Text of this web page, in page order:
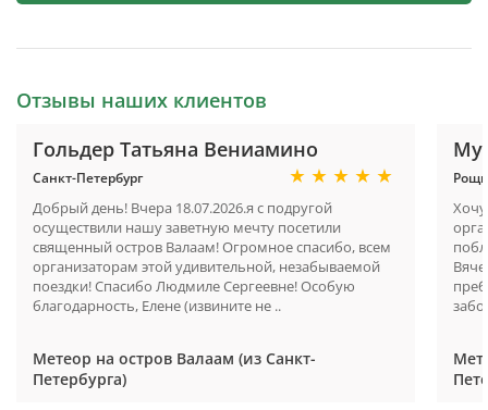
Отзывы наших клиентов
Гольдер Татьяна Вениамино
Санкт-Петербург
Добрый день! Вчера 18.07.2026.я с подругой
осуществили нашу заветную мечту посетили
священный остров Валаам! Огромное спасибо, всем
организаторам этой удивительной, незабываемой
поездки! Спасибо Людмиле Сергеевне! Особую
благодарность, Елене (извините не ..
Метеор на остров Валаам (из Санкт-
Петербурга)